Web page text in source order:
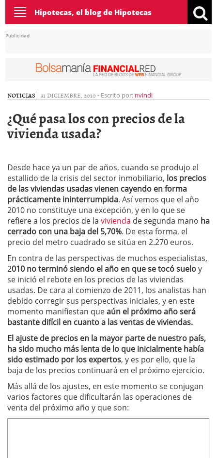
Toggle
navigation
Hipotecas, el blog de Hipotecas
Publicidad
NOTICIAS | 31 DICIEMBRE, 2010- Escrito por: nvindi
¿Qué pasa los con precios de la
vivienda usada?
Desde hace ya un par de años, cuando se produjo el
estallido de la crisis del sector inmobiliario, los precios
de las viviendas usadas vienen cayendo en forma
prácticamente ininterrumpida. Así vemos que el año
2010 no constituye una excepción, y en lo que se
refiere a los precios de la vivienda de segunda mano ha
cerrado con una baja del 5,70%. De esta forma, el
precio del metro cuadrado se sitúa en 2.270 euros.
En contra de las perspectivas de muchos especialistas,
2010 no terminó siendo el año en que se tocó sueloy
se inició el rebote en los precios de las viviendas
usadas. De cara al comienzo de 2011, los analistas han
debido corregir sus perspectivas iniciales, y en este
momento manifiestan queaún el próximo año será
bastante difícil en cuanto a las ventas de viviendas.
El ajuste de precios en la mayor parte de nuestro país,
ha sido mucho más lenta de lo que inicialmente había
sido estimado por los expertos, y es por ello, que la
baja de los precios continuará en el próximo ejercicio.
Más allá de los ajustes, en este momento se conjugan
varios factores que dificultarán las operaciones de
venta del próximo año y que son: